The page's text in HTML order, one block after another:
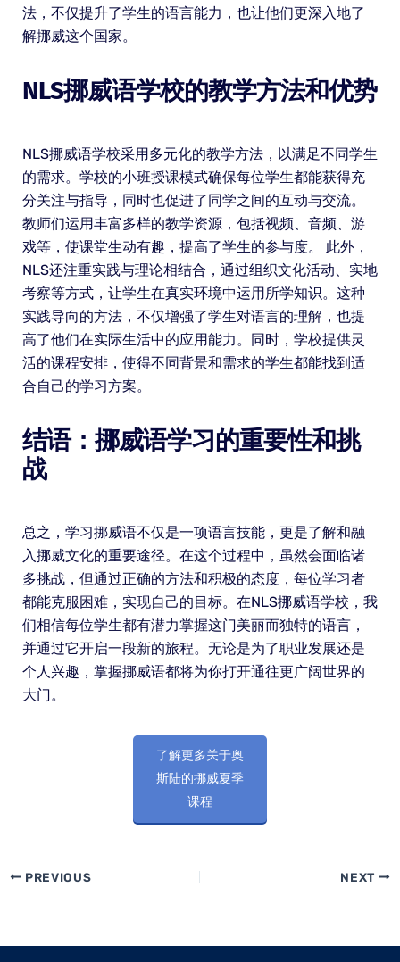
法，不仅提升了学生的语言能力，也让他们更深入地了
解挪威这个国家。
NLS挪威语学校的教学方法和优势
NLS挪威语学校采用多元化的教学方法，以满足不同学生
的需求。学校的小班授课模式确保每位学生都能获得充
分关注与指导，同时也促进了同学之间的互动与交流。
教师们运用丰富多样的教学资源，包括视频、音频、游
戏等，使课堂生动有趣，提高了学生的参与度。 此外，
NLS还注重实践与理论相结合，通过组织文化活动、实地
考察等方式，让学生在真实环境中运用所学知识。这种
实践导向的方法，不仅增强了学生对语言的理解，也提
高了他们在实际生活中的应用能力。同时，学校提供灵
活的课程安排，使得不同背景和需求的学生都能找到适
合自己的学习方案。
结语：挪威语学习的重要性和挑
战
总之，学习挪威语不仅是一项语言技能，更是了解和融
入挪威文化的重要途径。在这个过程中，虽然会面临诸
多挑战，但通过正确的方法和积极的态度，每位学习者
都能克服困难，实现自己的目标。在NLS挪威语学校，我
们相信每位学生都有潜力掌握这门美丽而独特的语言，
并通过它开启一段新的旅程。无论是为了职业发展还是
个人兴趣，掌握挪威语都将为你打开通往更广阔世界的
大门。
了解更多关于奥
斯陆的挪威夏季
课程
PREVIOUS NEXT